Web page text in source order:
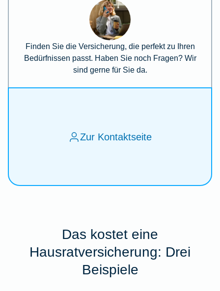
Finden Sie die Versicherung, die perfekt zu Ihren
Bedürfnissen passt. Haben Sie noch Fragen? Wir
sind gerne für Sie da.
Zur Kontaktseite
Das kostet eine
Hausratversicherung: Drei
Beispiele